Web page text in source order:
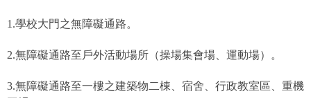
1.學校大門之無障礙通路。
2.無障礙通路至戶外活動場所（操場集會場、運動場）。
3.無障礙通路至一樓之建築物二棟、宿舍、行政教室區、 重機